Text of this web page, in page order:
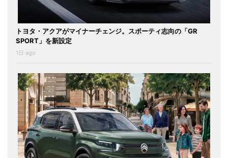
トヨタ・アクアがマイナーチェンジ。スポーティ志向の「GR
SPORT」を新設定
1日 ago